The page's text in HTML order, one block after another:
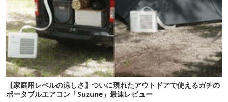
【家庭用レベルの涼しさ】ついに現れたアウトドアで使えるガチの
ポータブルエアコン「Suzune」最速レビュー